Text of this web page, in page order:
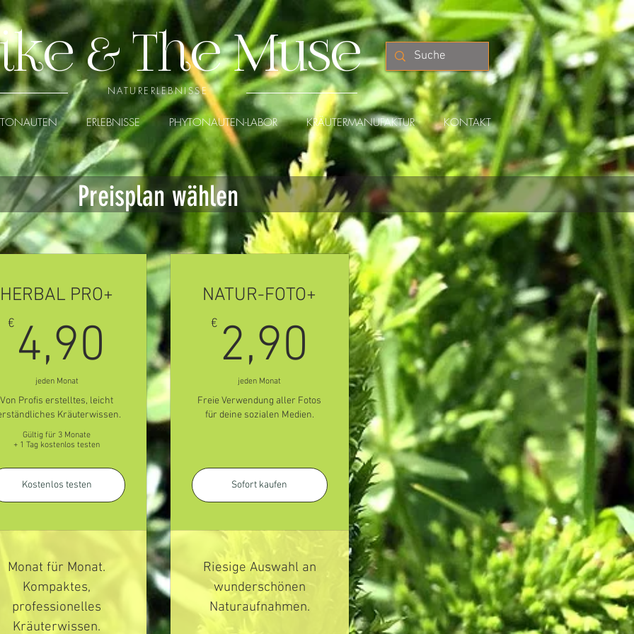
& The Muse
NATURERLEBNISSE
ERLEBNISSE PHYTONAUTEN-LABOR KRÄUTERMANUFAKTUR KONTAKT
Preisplan wählen
HERBAL PRO+
€ 4,90 4,90€
jeden Monat
Von Profis erstelltes, leicht
Kräuterwissen.
Gültig für 3 Monate
+ 1 Tag kostenlos testen
Kostenlos testen
Monat für Monat.
Kompaktes,
professionelles
Kräuterwissen.
NATUR-FOTO+
€ 2,90 2,90€
jeden Monat
Freie Verwendung aller Fotos
für deine sozialen Medien.
Sofort kaufen
Riesige Auswahl an
wunderschönen
Naturaufnahmen.